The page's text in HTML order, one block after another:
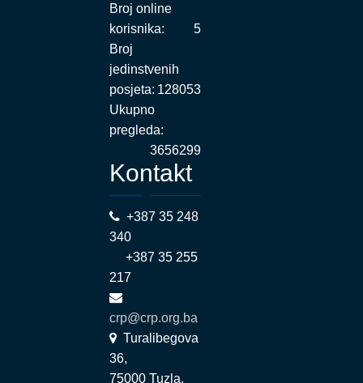
Broj online
korisnika:
5
Broj
jedinstvenih
posjeta: 128053
Ukupno
pregleda:
3656299
Kontakt
+387 35 248
340
+387 35 255
217
crp@crp.org.ba
Turalibegova
36,
75000 Tuzla,